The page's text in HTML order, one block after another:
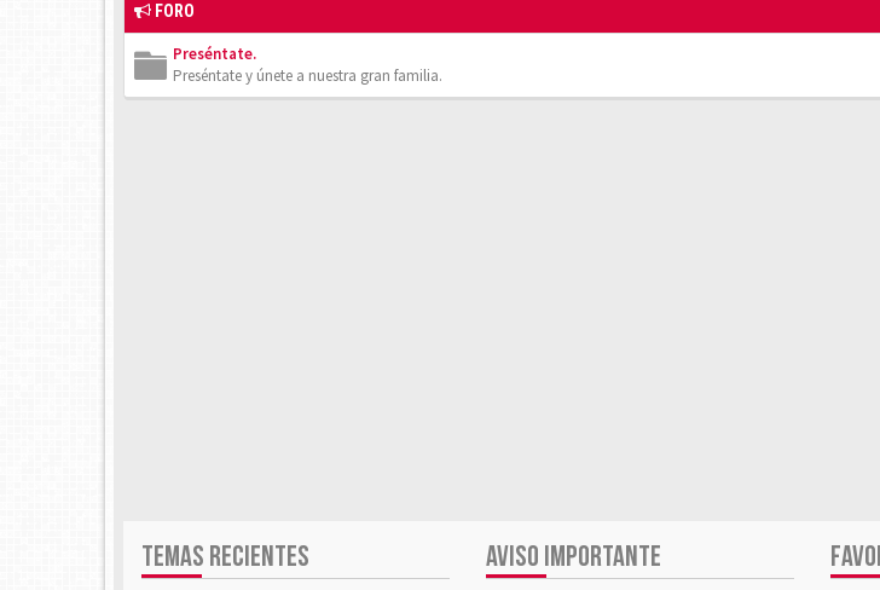
FORO
Preséntate.
Preséntate y únete a nuestra gran familia.
TEMAS RECIENTES AVISO IMPORTANTE